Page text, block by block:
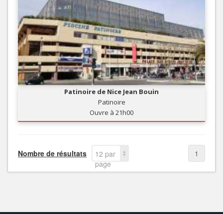
Patinoire de Nice Jean Bouin
Patinoire
Ouvre à 21h00
Nombre de résultats
12 par
page
1